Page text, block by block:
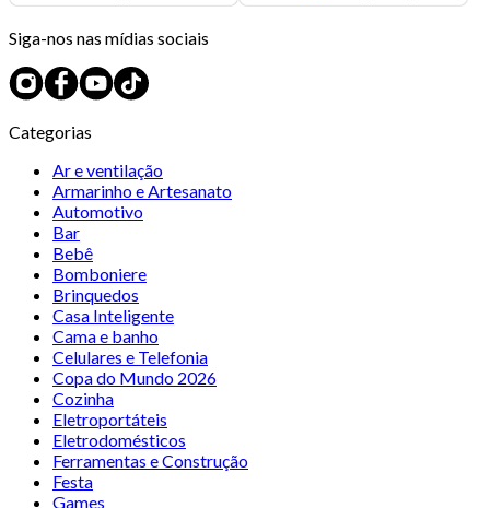
Siga-nos nas mídias sociais
Categorias
Ar e ventilação
Armarinho e Artesanato
Automotivo
Bar
Bebê
Bomboniere
Brinquedos
Casa Inteligente
Cama e banho
Celulares e Telefonia
Copa do Mundo 2026
Cozinha
Eletroportáteis
Eletrodomésticos
Ferramentas e Construção
Festa
Games